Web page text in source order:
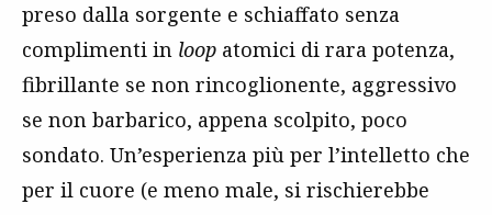
preso dalla sorgente e schiaffato senza
complimenti in loop atomici di rara potenza,
fibrillante se non rincoglionente, aggressivo
se non barbarico, appena scolpito, poco
sondato. Un’esperienza più per l’intelletto che
per il cuore (e meno male, si rischierebbe